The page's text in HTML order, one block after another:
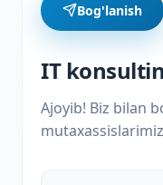
Bog'lanish
IT
Ajoyib! Biz bilan